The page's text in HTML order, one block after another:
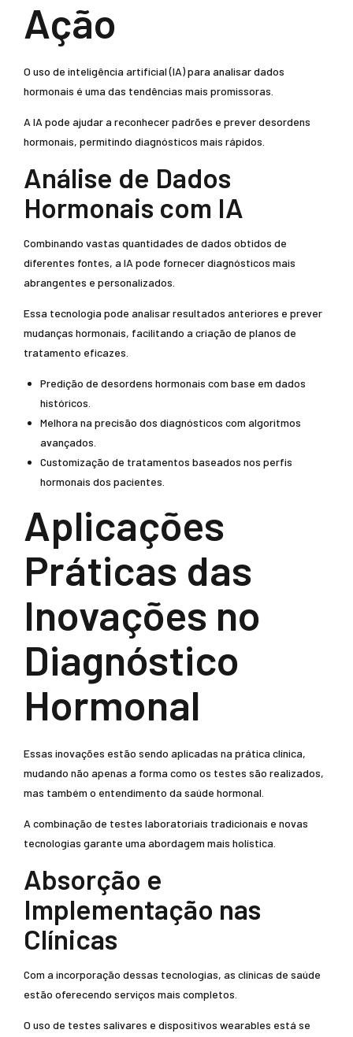
Ação
O uso de inteligência artificial (IA) para analisar dados
hormonais é uma das tendências mais promissoras.
A IA pode ajudar a reconhecer padrões e prever desordens
hormonais, permitindo diagnósticos mais rápidos.
Análise de Dados
Hormonais com IA
Combinando vastas quantidades de dados obtidos de
diferentes fontes, a IA pode fornecer diagnósticos mais
abrangentes e personalizados.
Essa tecnologia pode analisar resultados anteriores e prever
mudanças hormonais, facilitando a criação de planos de
tratamento eficazes.
Predição de desordens hormonais com base em dados
históricos.
Melhora na precisão dos diagnósticos com algoritmos
avançados.
Customização de tratamentos baseados nos perfis
hormonais dos pacientes.
Aplicações
Práticas das
Inovações no
Diagnóstico
Hormonal
Essas inovações estão sendo aplicadas na prática clínica,
mudando não apenas a forma como os testes são realizados,
mas também o entendimento da saúde hormonal.
A combinação de testes laboratoriais tradicionais e novas
tecnologias garante uma abordagem mais holística.
Absorção e
Implementação nas
Clínicas
Com a incorporação dessas tecnologias, as clínicas de saúde
estão oferecendo serviços mais completos.
O uso de testes salivares e dispositivos wearables está se